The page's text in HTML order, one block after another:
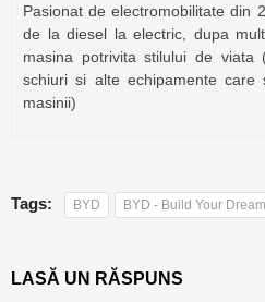
Pasionat de electromobilitate din
de la diesel la electric, dupa
masina potrivita stilului de viata
schiuri si alte echipamente care
masinii)
Tags: BYD BYD - Build Your
LASĂ UN RĂSPUNS